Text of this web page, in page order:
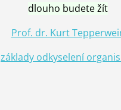
dlouho budete žít
Prof. dr. Kurt
základy odkyselení